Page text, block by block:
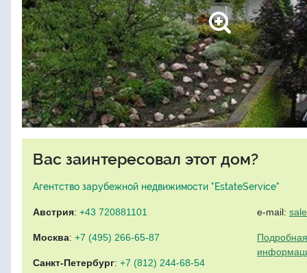
Вас заинтересовал этот дом?
Агентство зарубежной недвижимости "EstateService"
Австрия: +43 720881101
Москва: +7 (495) 266-65-87
Санкт-Петербург: +7 (812) 244-68-54
e-mail: